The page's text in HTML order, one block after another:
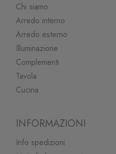
Chi siamo
Arredo interno
Arredo esterno
Illuminazione
Complementi
Tavola
Cucina
INFORMAZIONI
Info spedizioni